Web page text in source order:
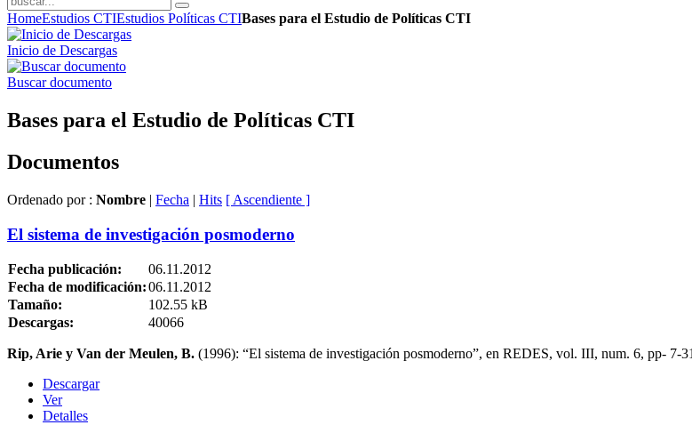
HomeEstudios CTIEstudios Políticas CTIBases para el Estudio de Políticas CTI
Inicio de Descargas
Buscar documento
Bases para el Estudio de Políticas CTI
Documentos
Ordenado por : Nombre | Fecha | Hits [ Ascendiente ]
El sistema de investigación posmoderno
Fecha publicación:
06.11.2012
Fecha de modificación:06.11.2012
Tamaño:
102.55 kB
Descargas:
40066
Rip, Arie y Van der Meulen, B. (1996): “El sistema de investigación posmoderno”, en REDES, vol. III, num. 6, pp- 7-
Descargar
Ver
Detalles